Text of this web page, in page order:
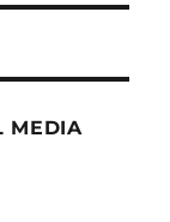
MEDIA